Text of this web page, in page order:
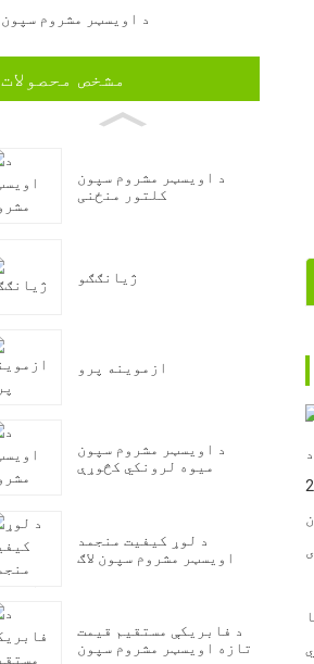
د اویسټر مشروم سپون
مشخص محصولات
د اویسټر مشروم سپون
کلتور منځنی
ژیانګګو
ازموینه پرو
د اویسټر مشروم سپون
میوه لرونکي کڅوړې
د لوړ کیفیت منجمد
اویسټر مشروم سپون لاګ
د فابریکې مستقیم قیمت
تازه اویسټر مشروم سپون
د shiitake مشروم د تودوخې پراخه تودوخه لري، له 10ºC څخه تر 25°C پورې، د میوو لپاره غوره تودوخه له 10°C څخه تر